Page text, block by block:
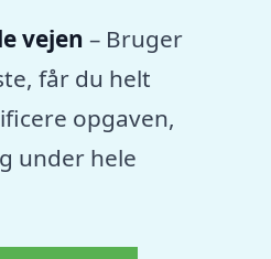
vejen – Bruger
får du helt
opgaven,
under hele